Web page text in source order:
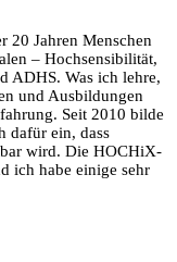
20 Jahren Menschen
– Hochsensibilität,
ADHS. Was ich lehre,
und Ausbildungen
Seit 2010 bilde
dafür ein, dass
wird. Die HOCHiX-
ich habe einige sehr